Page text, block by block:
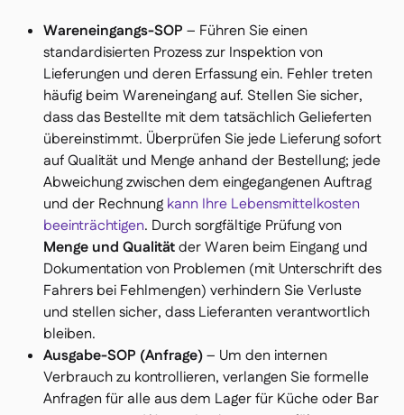
Wareneingangs-SOP – Führen Sie einen
standardisierten Prozess zur Inspektion von
Lieferungen und deren Erfassung ein. Fehler treten
häufig beim Wareneingang auf. Stellen Sie sicher,
dassdas Bestellte mit dem tatsächlich Gelieferten
übereinstimmt. Überprüfen Sie jede Lieferung sofort
auf Qualität und Menge anhand der Bestellung; jede
Abweichung zwischen dem eingegangenen Auftrag
und der Rechnung kann Ihre Lebensmittelkosten
beeinträchtigen. Durch sorgfältige Prüfung von
Menge und Qualitätder Waren beim Eingang und
Dokumentation von Problemen (mit Unterschrift des
Fahrers bei Fehlmengen) verhindern Sie Verluste
und stellen sicher, dass Lieferanten verantwortlich
bleiben.
Ausgabe-SOP (Anfrage)– Um den internen
Verbrauch zu kontrollieren, verlangen Sie formelle
Anfragen für alle aus dem Lager für Küche oder Bar